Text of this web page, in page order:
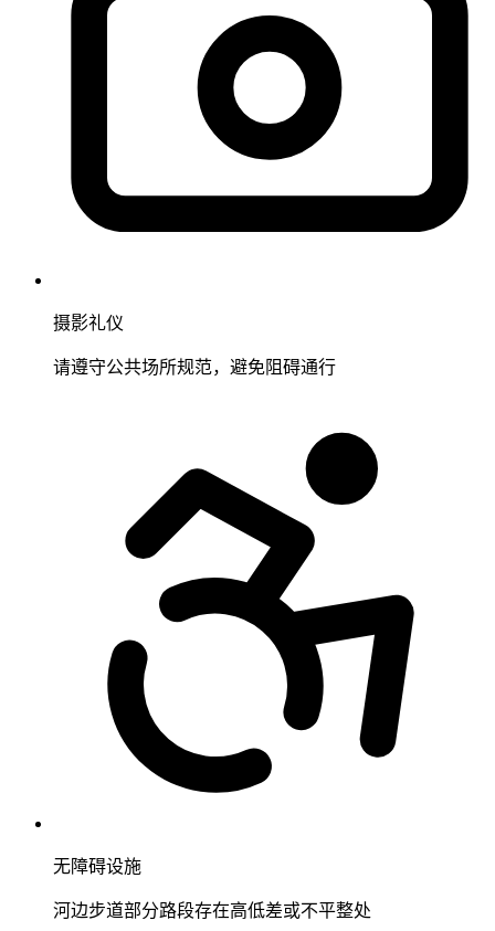
摄影礼仪
请遵守公共场所规范，避免阻碍通行
无障碍设施
河边步道部分路段存在高低差或不平整处